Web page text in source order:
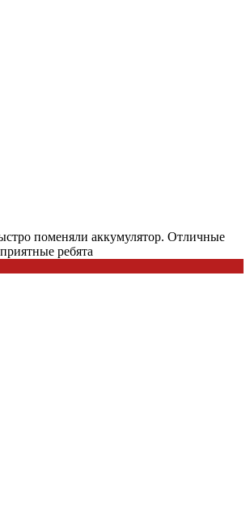
поменяли аккумулятор. Отличные
ребята